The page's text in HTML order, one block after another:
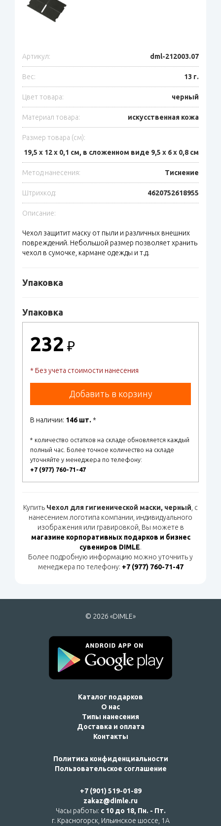
Артикул: dml-212003.07
Вес: 13 г.
Цвет товара: черный
Материал товара: искусственная кожа
Размер товара (см):
19,5 х 12 х 0,1 см, в сложенном виде 9,5 х 6 х 0,8 см
Метод нанесения: Тиснение
Штрихкод: 4620752618955
Описание:
Чехол защитит маску от пыли и различных внешних
повреждений. Небольшой размер позволяет хранить
чехол в сумочке, кармане одежды и т.д.
Упаковка
Упаковка
232 ₽
* Без учета стоимости нанесения
Добавить в корзину
В наличии: 146 шт. *
* количество остатков на складе обновляется каждый
полный час. Более точное количество на складе
уточняйте у менеджера по телефону:
+7 (977) 760-71-47
Купить Чехол для гигиенической маски, черный, с
нанесением логотипа компании, индивидуального
изображения или гравировкой, Вы можете в
магазине корпоративных подарков и бизнес
сувениров DIMLE.
Более подробную информацию можно уточнить у
менеджера по телефону: +7 (977) 760-71-47
© 2026 «DIMLE»
Каталог подарков
О нас
Типы нанесения
Доставка и оплата
Контакты
Политика конфиденциальности
Пользовательское соглашение
+7 (901) 519-01-89
zakaz@dimle.ru
Часы работы: с 10 до 18, Пн. - Пт.
г. Красногорск, Ильинское шоссе, 1А